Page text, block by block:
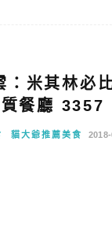
米其林必
餐廳 3357
貓大爺推薦美食